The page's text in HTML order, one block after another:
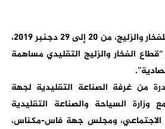
يُنظَّم المعرض الوطني للفخار والزليج، من 20 إلى 29 دجنبر 2019،
الفخار والزليج التقليدي مساهمة
من غرفة الصناعة التقليدية لجهة
السياحة والصناعة التقليدية
الاجتماعي، ومجلس جهة فاس-مكناس،